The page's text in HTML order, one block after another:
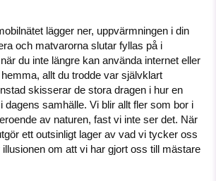
lägger ner, uppvärmningen i din
och matvarorna slutar fyllas på i
du inte längre kan använda internet eller
allt du trodde var självklart
skisserar de stora dragen i hur en
dagens samhälle. Vi blir allt fler som bor i
av naturen, fast vi inte ser det. När
ett outsinligt lager av vad vi tycker oss
om att vi har gjort oss till mästare
arbete – och vi hoppas att du
vill hjälpa oss.
genom att swisha en slant till
1231368703
Läs vad vi vill göra